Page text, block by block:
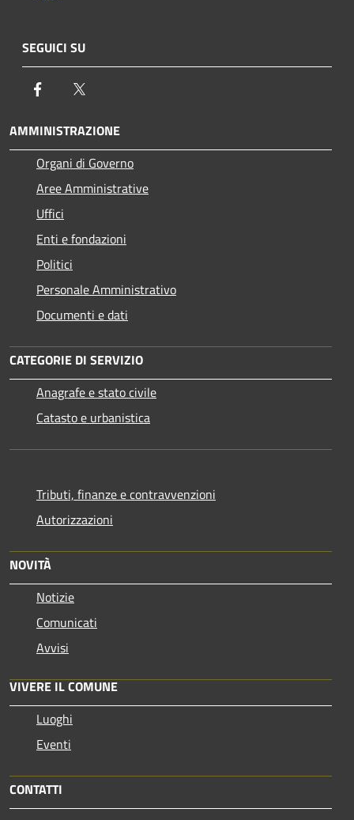
SEGUICI SU
Facebook
AMMINISTRAZIONE
Organi di Governo
Aree Amministrative
Uffici
Enti e fondazioni
Politici
Personale Amministrativo
Documenti e dati
CATEGORIE DI SERVIZIO
Anagrafe e stato civile
Catasto e urbanistica
Tributi, finanze e contravvenzioni
Autorizzazioni
NOVITÀ
Notizie
Comunicati
Avvisi
VIVERE IL COMUNE
Luoghi
Eventi
CONTATTI